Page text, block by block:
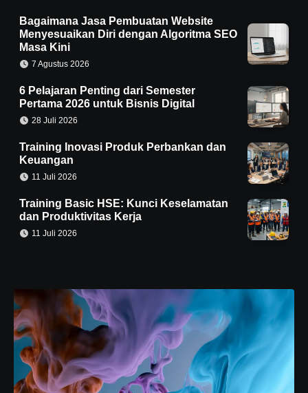
Bagaimana Jasa Pembuatan Website
Menyesuaikan Diri dengan Algoritma SEO
Masa Kini
7 Agustus 2026
6 Pelajaran Penting dari Semester
Pertama 2026 untuk Bisnis Digital
28 Juli 2026
Training Inovasi Produk Perbankan dan
Keuangan
11 Juli 2026
Training Basic HSE: Kunci Keselamatan
dan Produktivitas Kerja
11 Juli 2026